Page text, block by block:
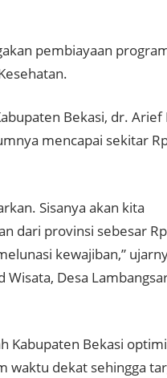
pembiayaan
Bekasi, dr. Arief
mencapai sekitar
Sisanya akan kita
dari provinsi sebesar
kewajiban,”
Wisata, Desa
Kabupaten Bekasi
waktu dekat sehingga